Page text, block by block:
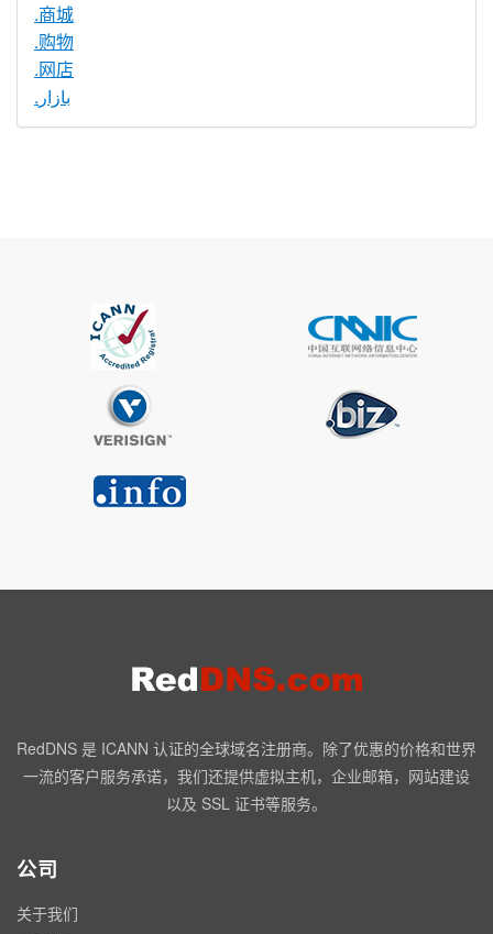
.商城
.购物
.网店
.بازار
RedDNS 是 ICANN 认证的全球域名注册商。除了优惠的价格和世界
一流的客户服务承诺，我们还提供虚拟主机，企业邮箱，网站建设
以及 SSL 证书等服务。
公司
关于我们